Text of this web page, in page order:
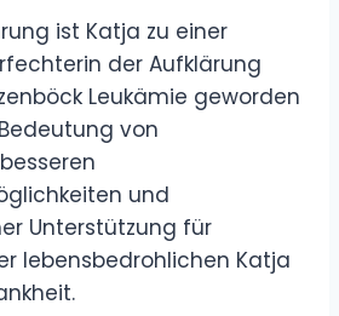
ist Katja zu einer
der Aufklärung
Leukämie geworden
von
und
Unterstützung für
lebensbedrohlichen Katja